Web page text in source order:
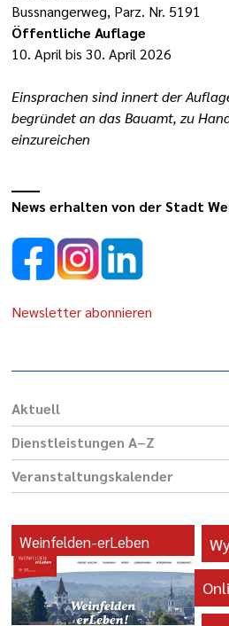
Bussnangerweg, Parz. Nr. 5191
Öffentliche Auflage
10. April bis 30. April 2026
Einsprachen sind innert der
begründet an das Bauamt, zu
einzureichen
News erhalten von der Stadt
Newsletter abonnieren
Aktuell
Dienst­leis­tungen A–Z
Veranstaltungs­kalender
Weinfelden-erLeben